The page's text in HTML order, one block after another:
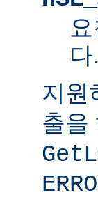
다.
지원
출을